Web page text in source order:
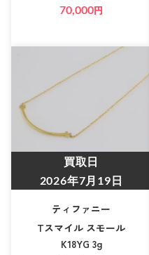
70,000円
買取日
2026年7月19日
ティファニー
Tスマイル スモール
K18YG 3g